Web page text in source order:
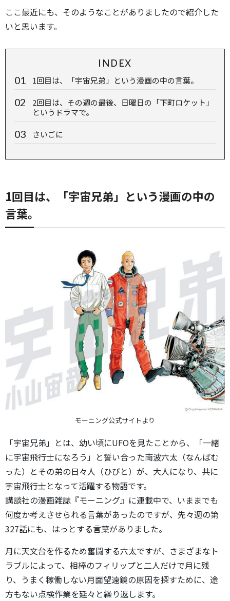
ここ最近にも、そのようなことがありましたので紹介した
いと思います。
INDEX
1回目は、「宇宙兄弟」という漫画の中の言葉。
2回目は、その週の最後、日曜日の「下町ロケット」
というドラマで。
さいごに
1回目は、「宇宙兄弟」という漫画の中の
言葉。
モーニング公式サイトより
「宇宙兄弟」とは、幼い頃にUFOを見たことから、「一緒
に宇宙飛行士になろう」と誓い合った南波六太（なんばむ
った）とその弟の日々人（ひびと）が、大人になり、共に
宇宙飛行士となって活躍する物語です。
講談社の漫画雑誌『モーニング』に連載中で、いままでも
何度か考えさせられる言葉があったのですが、先々週の第
327話にも、はっとする言葉がありました。
月に天文台を作るため奮闘する六太ですが、さまざまなト
ラブルによって、相棒のフィリップと二人だけで月に残
り、うまく稼働しない月面望遠鏡の原因を探すために、途
方もない点検作業を延々と繰り返します。